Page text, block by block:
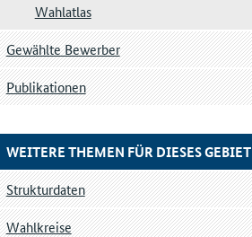
Wahlatlas
Gewählte Bewerber
Publikationen
WEITERE THEMEN FÜR DIESES GEBIET
Strukturdaten
Wahlkreise